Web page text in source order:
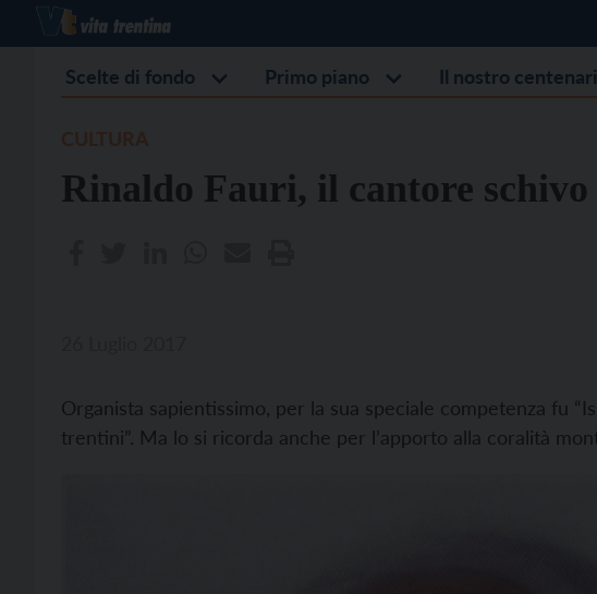
Scelte di fondo Primo piano Il nostro
Rinaldo Fauri, il cantore schivo
Organista sapientissimo, per la sua speciale competenza fu
trentini”. Ma lo si ricorda anche per l’apporto alla coralità